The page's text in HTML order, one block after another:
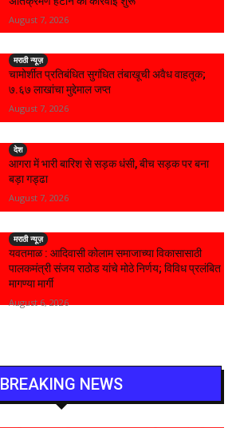
August 7, 2026
मराठी न्यूज़
चामोर्शीत प्रतिबंधित सुगंधित तंबाखूची अवैध वाहतूक;
₹७.६७ लाखांचा मुद्देमाल जप्त
August 7, 2026
देश
आगरा में भारी बारिश से सड़क धंसी, बीच सड़क पर बना
बड़ा गड्ढा
August 7, 2026
मराठी न्यूज़
यवतमाळ : आदिवासी कोलाम समाजाच्या विकासासाठी
पालकमंत्री संजय राठोड यांचे मोठे निर्णय; विविध प्रलंबित
मागण्या मार्गी
August 6, 2026
BREAKING NEWS